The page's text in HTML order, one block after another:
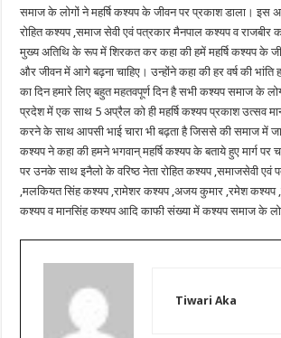
समाज के लोगों ने महर्षि कश्यप के जीवन पर प्रकाश डाला। इस
रोहित कश्यप ,समाज सेवी एवं पत्रकार मैनपाल कश्यप व राजबीर
मुख्य अतिथि के रूप में शिरकत कर कहा की हमें महर्षि कश्यप के
और जीवन में आगे बढ़ना चाहिए। उन्होंने कहा की हर वर्ष की
का दिन हमारे लिए बहुत महतवपूर्ण दिन है सभी कश्यप समाज के
प्रदेश में एक साथ 5 अप्रैल को ही महर्षि कश्यप प्रकाश उत्सव
करने के साथ आपसी भाई चारा भी बढ़ता है जिससे की समाज में
कश्यप ने कहा की हमने भगवान् महर्षि कश्यप के बताये हुए मार्ग
पर उनके साथ इनैलो के वरिष्ठ नेता रोहित कश्यप ,समाजसेवी एवं
,मलकियत सिंह कश्यप ,रामेशर कश्यप ,अजय कुमार ,रमेश कश्यप
कश्यप व मानसिंह कश्यप आदि काफी संख्या में कश्यप समाज के
Tiwari Aka